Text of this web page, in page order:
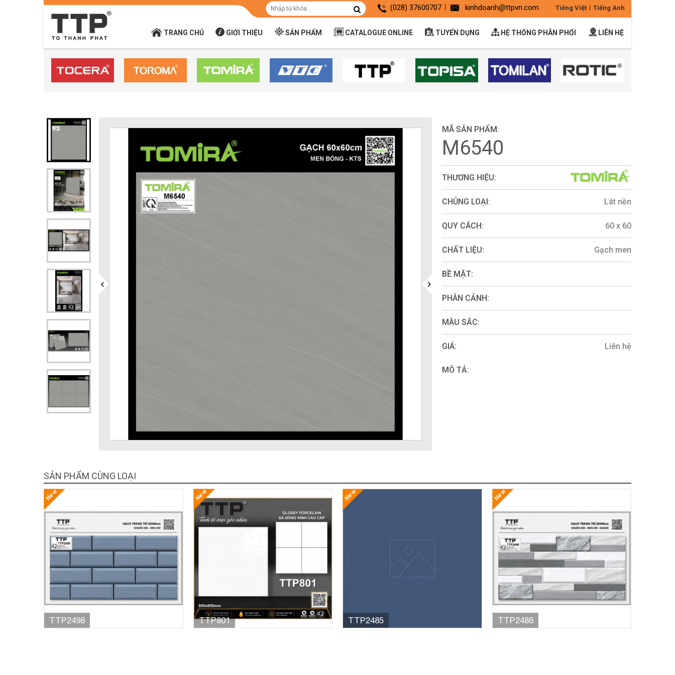
(028) 37600707 kinhdoanh@ttpvn.com Tiếng Việt Tiếng Anh
TRANG CHỦ GIỚI THIỆU SẢN PHẨM CATALOGUE ONLINE TUYỂN DỤNG HỆ THỐNG PHÂN PHỐI LIÊN HỆ
MÃ SẢN PHẨM:
M6540
THƯƠNG HIỆU:
CHỦNG LOẠI: Lát nền
QUY CÁCH: 60 x 60
CHẤT LIỆU: Gạch men
BỀ MẶT:
PHÂN CẢNH:
MÀU SẮC:
GIÁ: Liên hệ
MÔ TẢ:
SẢN PHẨM CÙNG LOẠI
New
TTP2498
New
TTP801
New
TTP2485
New
TTP2486